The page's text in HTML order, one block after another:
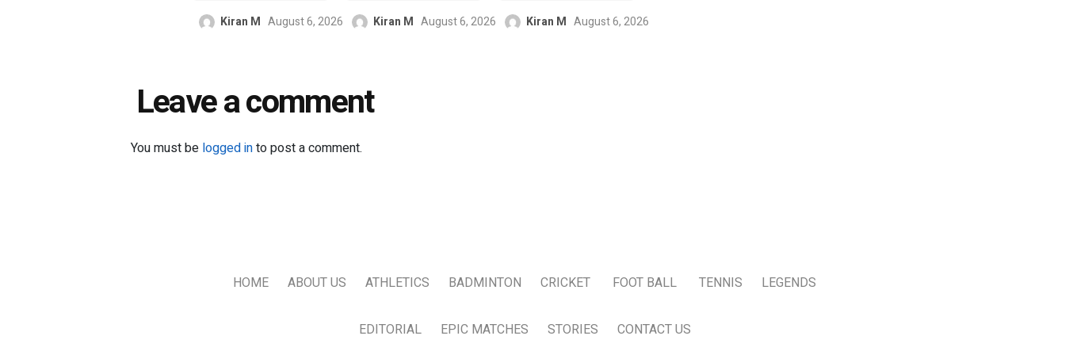
Kiran M August 6, 2026 Kiran M August 6, 2026 Kiran M August 6, 2026
Leave a comment
You must be logged into post a comment.
HOME ABOUT US ATHLETICS BADMINTON CRICKET FOOT BALL TENNIS LEGENDS
EDITORIAL EPIC MATCHES STORIES CONTACT US